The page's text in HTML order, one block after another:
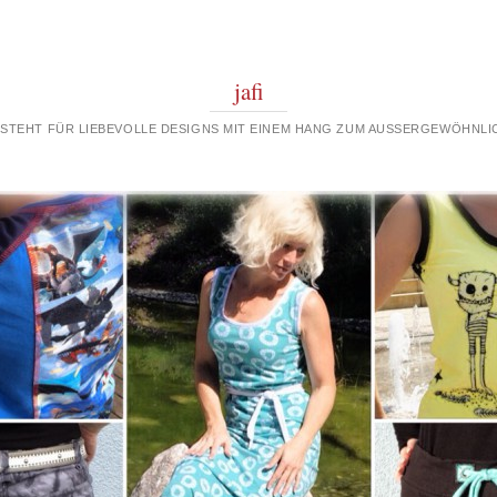
jafi
FÜR LIEBEVOLLE DESIGNS MIT EINEM HANG ZUM